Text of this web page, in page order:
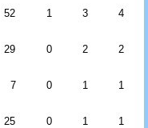
52 1 3 4
29 0 2 2
7 0 1 1
25 0 1 1